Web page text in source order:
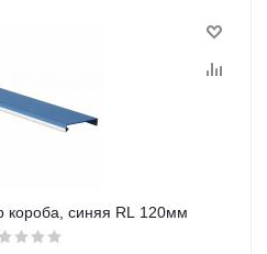
синяя RL 120мм